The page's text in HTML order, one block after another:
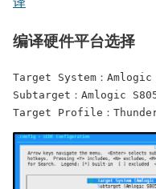
编译硬件平台选择
Target System：
Subtarget：Amlogic
Target Profile：Thunder